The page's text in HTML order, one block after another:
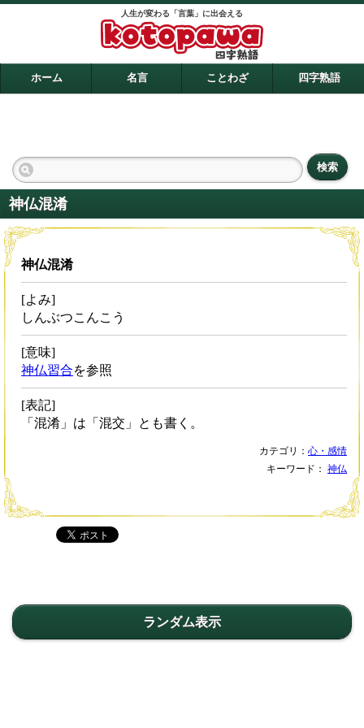
人生が変わる「言葉」に出会える
ホーム 名言 ことわざ 四字熟語
検索
神仏混淆
神仏混淆
[よみ]
しんぶつこんこう
[意味]
神仏習合を参照
[表記]
「混淆」は「混交」とも書く。
カテゴリ： 心・感情
キーワード： 神仏
ランダム表示